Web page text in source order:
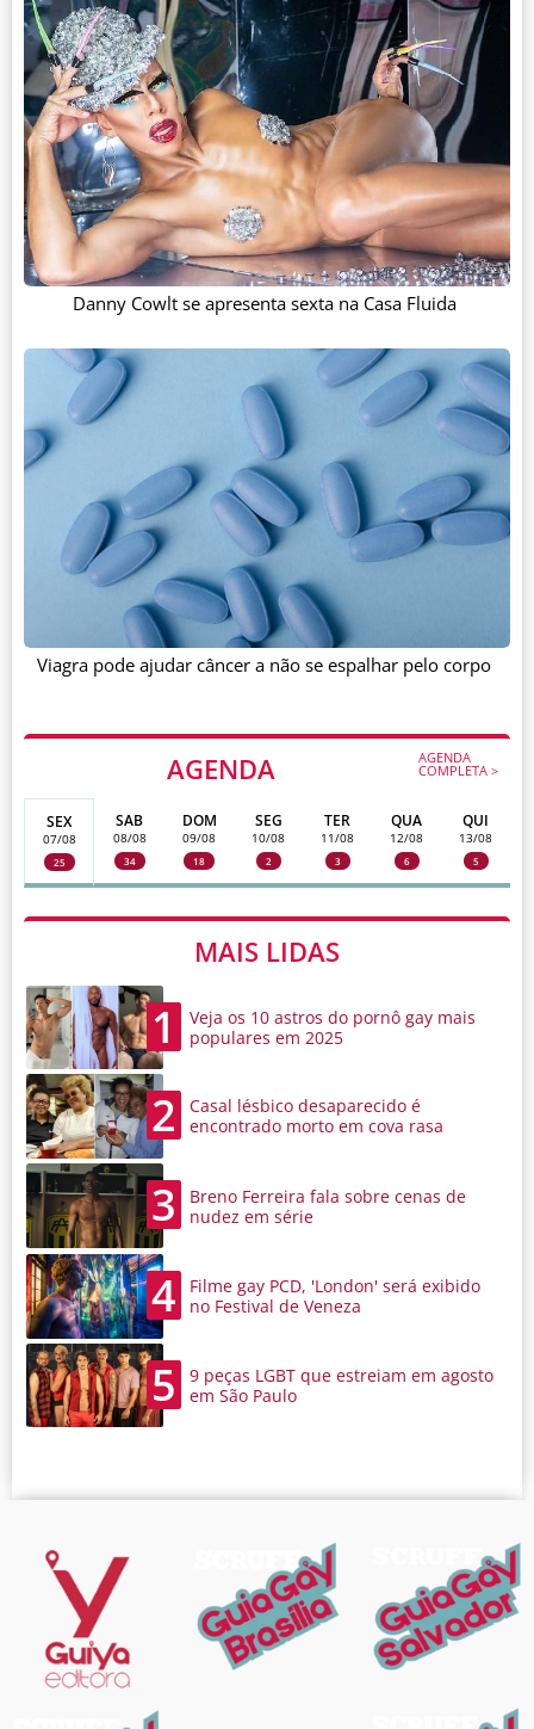
AGENDA AGENDA
COMPLETA >
SEX
07/08
25
SAB
08/08
34
DOM
09/08
18
SEG
10/08
2
TER
11/08
3
QUA
12/08
6
QUI
13/08
5
MAIS LIDAS
1
Veja os 10 astros do pornô gay mais
populares em 2025
2
Casal lésbico desaparecido é
encontrado morto em cova rasa
3
Breno Ferreira fala sobre cenas de
nudez em série
4
Filme gay PCD, 'London' será exibido
no Festival de Veneza
5
9 peças LGBT que estreiam em agosto
em São Paulo
Danny Cowlt se apresenta sexta na Casa Fluida
Viagra pode ajudar câncer a não se espalhar pelo corpo